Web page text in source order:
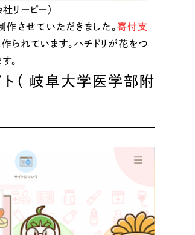
リーピー）
させていただきました。 寄付支
られています。ハチドリが花をつ
。
（ 岐阜大学医学部附